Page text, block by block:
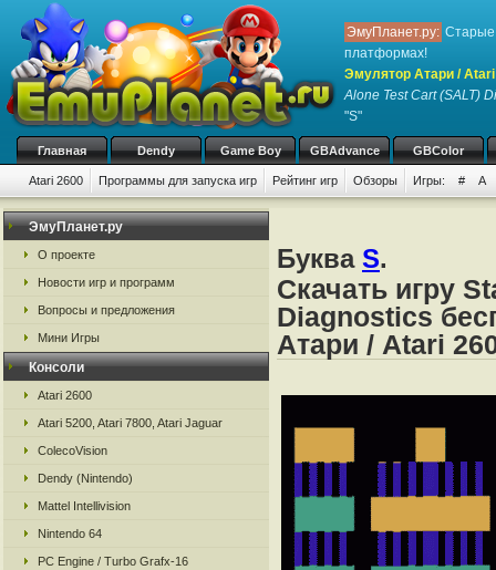
ЭмуПланет.ру: Старые
платформах!
Эмулятор Атари /
Alone Test Cart (SALT)
"S"
Главная Dendy Game Boy GBAdvance GBColor
Atari 2600 Программы для запуска игр Рейтинг игр Обзоры Игры: # A
ЭмуПланет.ру
О проекте
Новости игр и программ
Вопросы и предложения
Мини Игры
Консоли
Atari 2600
Atari 5200, Atari 7800, Atari Jaguar
ColecoVision
Dendy (Nintendo)
Mattel Intellivision
Nintendo 64
PC Engine / Turbo Grafx-16
Буква S.
Скачать игру
Diagnostics
Атари / Atari